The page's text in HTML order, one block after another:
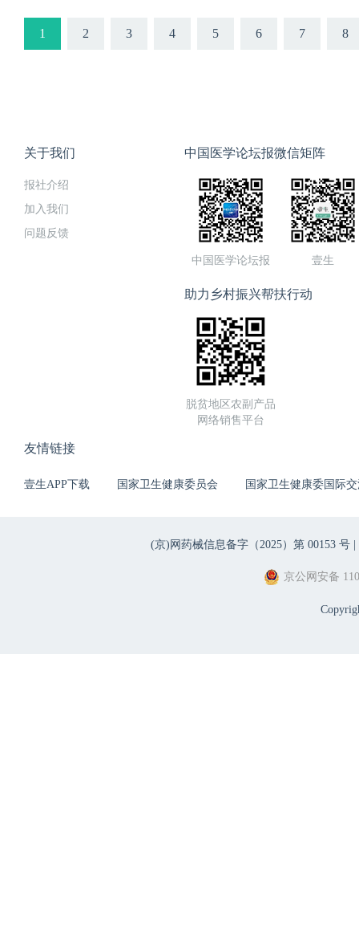
1 2 3 4 5 6 7 8
关于我们
报社介绍
加入我们
问题反馈
中国医学论坛报微信矩阵
中国医学论坛报 壹生
助力乡村振兴帮扶行动
脱贫地区农副产品
网络销售平台
友情链接
壹生APP下载 国家卫生健康委员会 国家卫生健康委国际
(京)网药械信息备字（2025）第 00153 号 |
京公网安备